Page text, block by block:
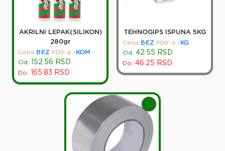
AKRILNI LEPAK(SILIKON)
280gr
Cena
BEZ PDV-a / KOM :
Od:
152.56 RSD
Do: 165.83 RSD
TEHNOGIPS ISPUNA 5KG
Cena
BEZ PDV-a / KG:
Od: 42.55 RSD
Do: 46.25 RSD